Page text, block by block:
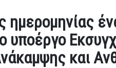
υποέργο
και